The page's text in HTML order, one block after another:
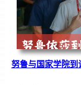
努鲁与国家学院到